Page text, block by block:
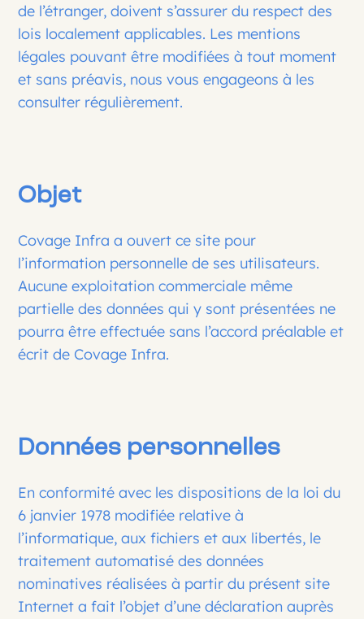
de l’étranger, doivent s’assurer du respect des
lois localement applicables. Les mentions
légales pouvant être modifiées à tout moment
et sans préavis, nous vous engageons à les
consulter régulièrement.
Objet
Covage Infra a ouvert ce site pour
l’information personnelle de ses utilisateurs.
Aucune exploitation commerciale même
partielle des données qui y sont présentées ne
pourra être effectuée sans l’accord préalable et
écrit de Covage Infra.
Données personnelles
En conformité avec les dispositions de la loi du
6 janvier 1978 modifiée relative à
l’informatique, aux fichiers et aux libertés, le
traitement automatisé des données
nominatives réalisées à partir du présent site
Internet a fait l’objet d’une déclaration auprès